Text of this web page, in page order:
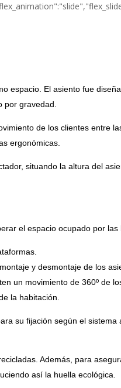
espacio. El asiento fue
gravedad.
de los clientes entre
ergonómicas.
situando la altura del
el espacio ocupado por las
y desmontaje de los
un movimiento de 360º de
la habitación.
su fijación según el sistema
Además, para
así la huella ecológica.